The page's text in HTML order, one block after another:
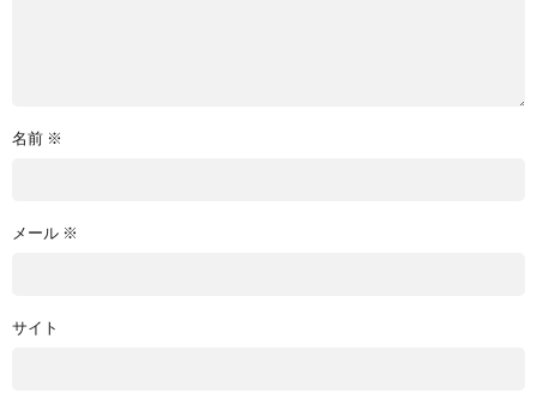
名前 ※
メール ※
サイト